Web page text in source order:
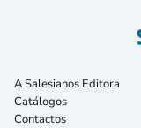
A Salesianos Editora
Catálogos
Contactos